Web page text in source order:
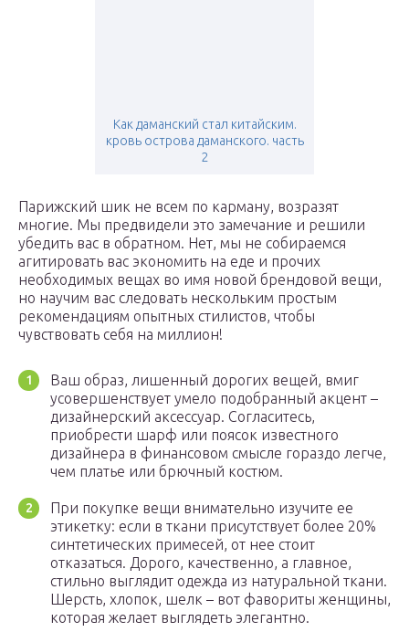
Как даманский стал китайским.
кровь острова даманского. часть
2
Парижский шик не всем по карману, возразят
многие. Мы предвидели это замечание и решили
убедить вас в обратном. Нет, мы не собираемся
агитировать вас экономить на еде и прочих
необходимых вещах во имя новой брендовой вещи,
но научим вас следовать нескольким простым
рекомендациям опытных стилистов, чтобы
чувствовать себя на миллион!
Ваш образ, лишенный дорогих вещей, вмиг
усовершенствует умело подобранный акцент –
дизайнерский аксессуар. Согласитесь,
приобрести шарф или поясок известного
дизайнера в финансовом смысле гораздо легче,
чем платье или брючный костюм.
При покупке вещи внимательно изучите ее
этикетку: если в ткани присутствует более 20%
синтетических примесей, от нее стоит
отказаться. Дорого, качественно, а главное,
стильно выглядит одежда из натуральной ткани.
Шерсть, хлопок, шелк – вот фавориты женщины,
которая желает выглядеть элегантно.